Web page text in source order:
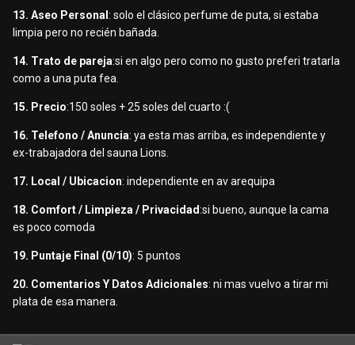
13. Aseo Personal : solo el clásico perfume de puta, si estaba
limpia pero no recién bañada.
14. Trato de pareja:si en algo pero como no gusto preferi tratarla
como a una puta fea.
15. Precio:150 soles + 25 soles del cuarto :(
16. Telefono / Anuncia: ya esta mas arriba, es independiente y
ex-trabajadora del sauna Lions.
17. Local / Ubicacion: independiente en av arequipa
18. Comfort / Limpieza / Privacidad:si bueno, aunque la cama
es poco comoda
19. Puntaje Final (0/10): 5 puntos
20. Comentarios Y Datos Adicionales: ni mas vuelvo a tirar mi
plata de esa manera.